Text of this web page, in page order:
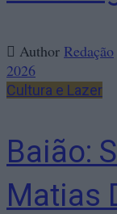
Author Redação
2026
Cultura e Lazer
Baião:
Matias